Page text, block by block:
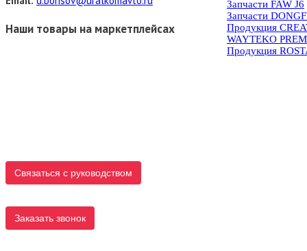
Наши товары на маркетплейсах
Связаться с руководством
Заказать звонок
Запчасти FAW J6
Запчасти
Продукция
WAYTEKO
Продукция